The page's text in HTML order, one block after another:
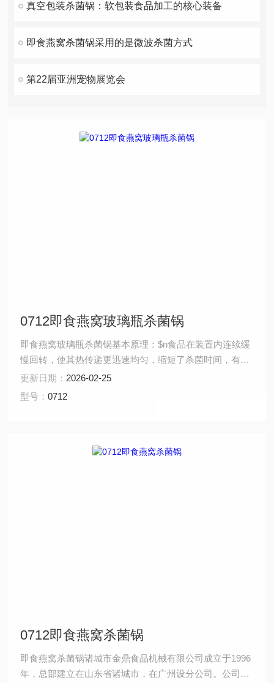
真空包装杀菌锅：软包装食品加工的核心装备
即食燕窝杀菌锅采用的是微波杀菌方式
第22届亚洲宠物展览会
0712即食燕窝玻璃瓶杀菌锅
即食燕窝玻璃瓶杀菌锅基本原理：$n食品在装置内连续缓
慢回转，使其热传递更迅速均匀，缩短了杀菌时间，有效
的避免了食品周围产生过热，焦糊现象。温度控制系统可
灵活地根据不同包装物的特点进行自动控制，压力控制系
更新日期： 2026-02-25
型号：0712
0712即食燕窝杀菌锅
即食燕窝杀菌锅诸城市金鼎食品机械有限公司成立于1996
年，总部建立在山东省诸城市，在广州设分公司。公司目